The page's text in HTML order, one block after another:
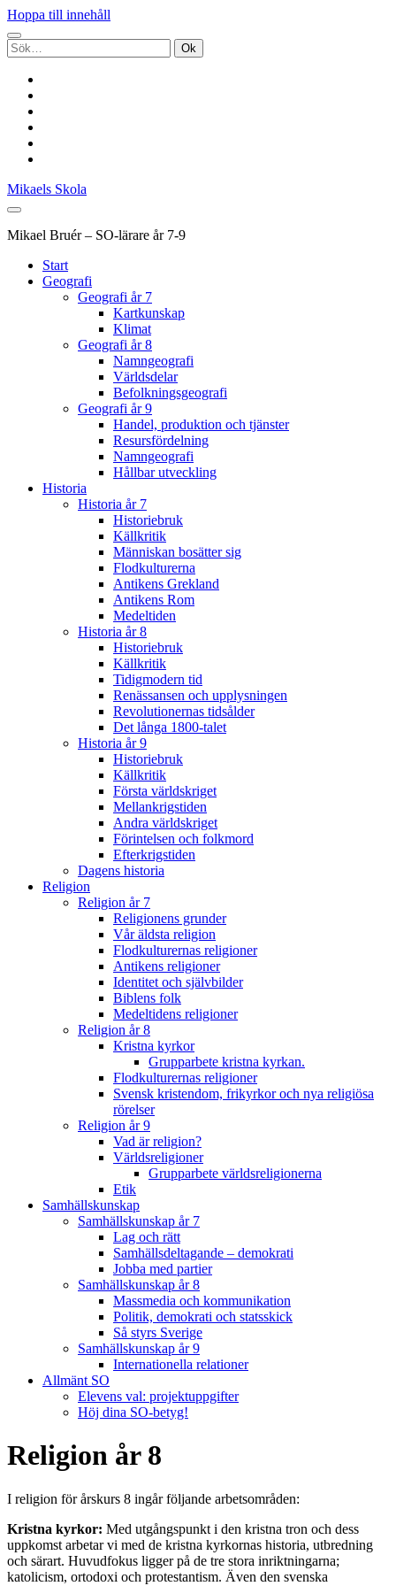
Hoppa till innehåll
Sök
efter:
Mikaels Skola
Mikael Bruér – SO-lärare år 7-9
Start
Geografi
Geografi år 7
Kartkunskap
Klimat
Geografi år 8
Namngeografi
Världsdelar
Befolkningsgeografi
Geografi år 9
Handel, produktion och tjänster
Resursfördelning
Namngeografi
Hållbar utveckling
Historia
Historia år 7
Historiebruk
Källkritik
Människan bosätter sig
Flodkulturerna
Antikens Grekland
Antikens Rom
Medeltiden
Historia år 8
Historiebruk
Källkritik
Tidigmodern tid
Renässansen och upplysningen
Revolutionernas tidsålder
Det långa 1800-talet
Historia år 9
Historiebruk
Källkritik
Första världskriget
Mellankrigstiden
Andra världskriget
Förintelsen och folkmord
Efterkrigstiden
Dagens historia
Religion
Religion år 7
Religionens grunder
Vår äldsta religion
Flodkulturernas religioner
Antikens religioner
Identitet och självbilder
Biblens folk
Medeltidens religioner
Religion år 8
Kristna kyrkor
Grupparbete kristna kyrkan.
Flodkulturernas religioner
Svensk kristendom, frikyrkor och nya religiösa
rörelser
Religion år 9
Vad är religion?
Världsreligioner
Grupparbete världsreligionerna
Etik
Samhällskunskap
Samhällskunskap år 7
Lag och rätt
Samhällsdeltagande – demokrati
Jobba med partier
Samhällskunskap år 8
Massmedia och kommunikation
Politik, demokrati och statsskick
Så styrs Sverige
Samhällskunskap år 9
Internationella relationer
Allmänt SO
Elevens val: projektuppgifter
Höj dina SO-betyg!
Religion år 8
I religion för årskurs 8 ingår följande arbetsområden:
Kristna kyrkor: Med utgångspunkt i den kristna tron och dess
uppkomst arbetar vi med de kristna kyrkornas historia, utbredning
och särart. Huvudfokus ligger på de tre stora inriktningarna;
katolicism, ortodoxi och protestantism. Även den svenska